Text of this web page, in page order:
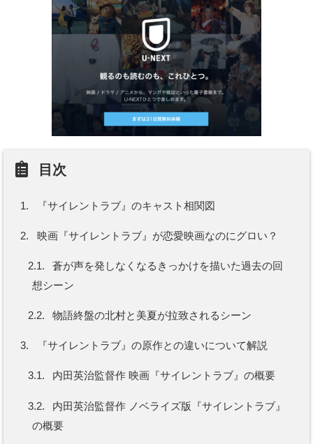
目次
1. 『サイレントラブ』のキャスト相関図
2. 映画『サイレントラブ』が恋愛映画なのにグロい？
2.1.
蒼が声を発しなくなるきっかけを描いた過去の回
想シーン
2.2. 物語終盤の北村と美夏が拉致されるシーン
3. 『サイレントラブ』の原作との違いについて解説
3.1. 内田英治監督作 映画『サイレントラブ』の概要
3.2.
内田英治監督作 ノベライズ版『サイレントラブ』
の概要